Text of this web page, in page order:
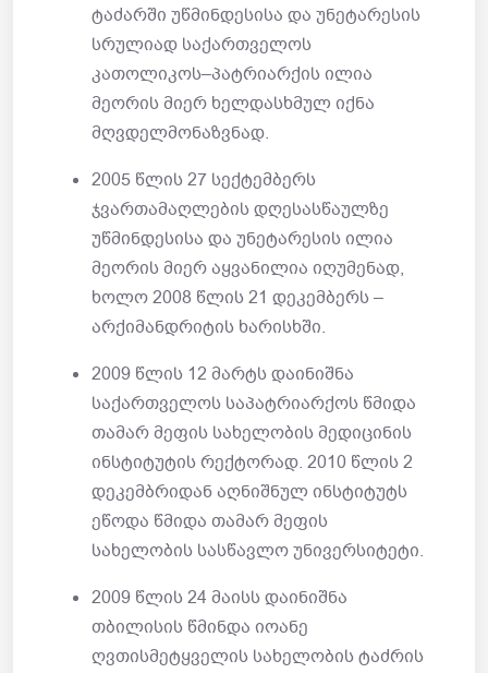
ტაძარში უწმინდესისა და უნეტარესის
სრულიად საქართველოს
კათოლიკოს–პატრიარქის ილია
მეორის მიერ ხელდასხმულ იქნა
მღვდელმონაზვნად.
2005 წლის 27 სექტემბერს
ჯვართამაღლების დღესასწაულზე
უწმინდესისა და უნეტარესის ილია
მეორის მიერ აყვანილია იღუმენად,
ხოლო 2008 წლის 21 დეკემბერს –
არქიმანდრიტის ხარისხში.
2009 წლის 12 მარტს დაინიშნა
საქართველოს საპატრიარქოს წმიდა
თამარ მეფის სახელობის მედიცინის
ინსტიტუტის რექტორად. 2010 წლის 2
დეკემბრიდან აღნიშნულ ინსტიტუტს
ეწოდა წმიდა თამარ მეფის
სახელობის სასწავლო უნივერსიტეტი.
2009 წლის 24 მაისს დაინიშნა
თბილისის წმინდა იოანე
ღვთისმეტყველის სახელობის ტაძრის